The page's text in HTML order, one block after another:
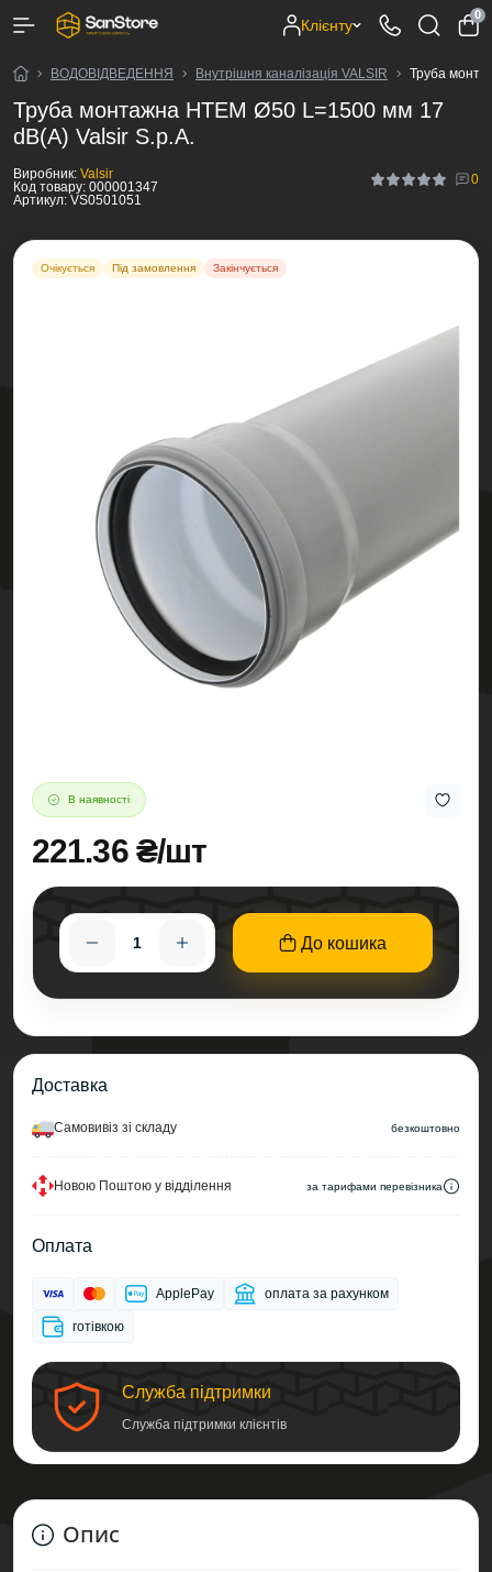
Клієнту
0
ВОДОВІДВЕДЕННЯ Внутрішня каналізація VALSIR Труба
Труба монтажна HTEM Ø50 L=1500 мм 17
dB(A) Valsir S.p.A.
Виробник: Valsir
Код товару: 000001347
Артикул: VS0501051
0
Очікується Під замовлення Закінчується
В наявності
221.36 ₴/шт
До кошика
Доставка
Самовивіз зі складу безкоштовно
Новою Поштою у відділення за тарифами перевізника
Оплата
ApplePay оплата за рахунком
готівкою
Служба підтримки
Служба підтримки клієнтів
Опис